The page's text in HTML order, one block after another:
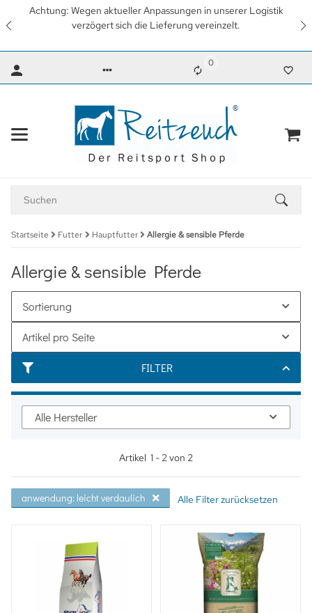
Achtung: Wegen aktueller Anpassungen in unserer Logistik
verzögert sich die Lieferung vereinzelt.
0
Startseite Futter Hauptfutter Allergie & sensible Pferde
Allergie & sensible Pferde
FILTER
Sortierung
Artikel pro Seite
Alle Hersteller
Artikel 1 - 2von 2
anwendung: leicht verdaulich Alle Filter zurücksetzen